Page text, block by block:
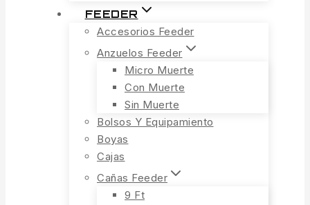
FEEDER
Accesorios Feeder
Anzuelos Feeder
Micro Muerte
Con Muerte
Sin Muerte
Bolsos Y Equipamiento
Boyas
Cajas
Cañas Feeder
9 Ft